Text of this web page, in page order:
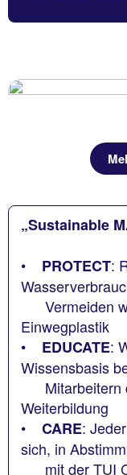
„Sustainable
• PROTECT:
Vermeiden
Einwegplastik
• EDUCATE:
Wissensbasis
Mitarbeitern
Weiterbildung
• CARE:
sich, in
mit der TUI